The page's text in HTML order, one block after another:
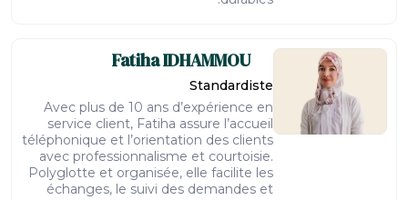
FatihaIDHAMMOU
Standardiste
Avec plus de 10 ans d’expérience en
service client, Fatiha assure l’accueil
téléphonique et l’orientation des clients
avec professionnalisme et courtoisie.
Polyglotte et organisée, elle facilite les
échanges, le suivi des demandes et